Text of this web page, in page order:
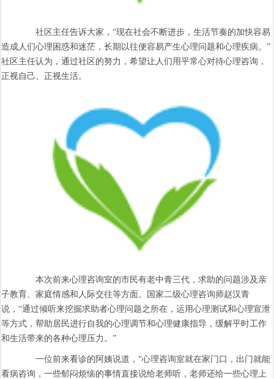
社区主任告诉大家，“现在社会不断进步，生活节奏的加快容易
造成人们心理困惑和迷茫，长期以往便容易产生心理问题和心理疾病。”
社区主任认为，通过社区的努力，希望让人们用平常心对待心理咨询，
正视自己、正视生活。
本次前来心理咨询室的市民有老中青三代，求助的问题涉及亲
子教育、家庭情感和人际交往等方面。国家二级心理咨询师赵汉青
说，“通过倾听来挖掘求助者心理问题之所在，运用心理测试和心理宣泄
等方式，帮助居民进行自我的心理调节和心理健康指导，缓解平时工作
和生活带来的各种心理压力。”
一位前来看诊的阿姨说道，“心理咨询室就在家门口，出门就能
看病咨询，一些郁闷烦恼的事情直接说给老师听，老师还给一些心理上